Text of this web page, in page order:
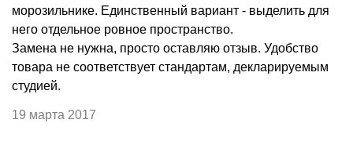
морозильнике. Единственный вариант - выделить для
него отдельное ровное пространство.
Замена не нужна, просто оставляю отзыв. Удобство
товара не соответствует стандартам, декларируемым
студией.
19 марта 2017